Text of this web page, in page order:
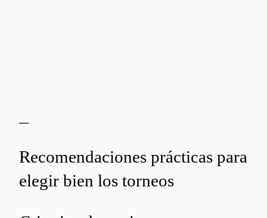
—
Recomendaciones prácticas para
elegir bien los torneos